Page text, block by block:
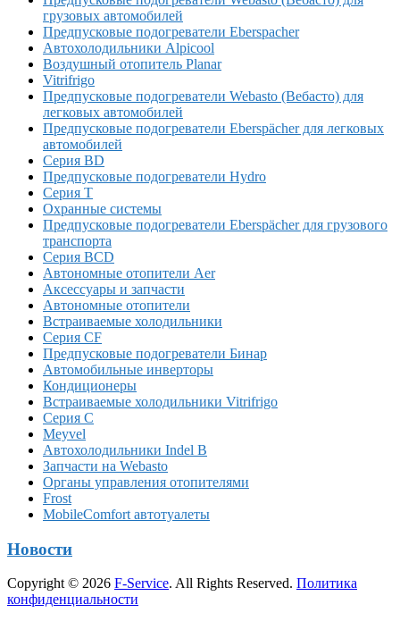
грузовых автомобилей
Предпусковые подогреватели Eberspacher
Автохолодильники Alpicool
Воздушный отопитель Planar
Vitrifrigo
Предпусковые подогреватели Webasto (Вебасто) для
легковых автомобилей
Предпусковые подогреватели Eberspächer для легковых
автомобилей
Серия BD
Предпусковые подогреватели Hydro
Серия T
Охранные системы
Предпусковые подогреватели Eberspächer для грузового
транспорта
Серия BCD
Автономные отопители Аer
Аксессуары и запчасти
Автономные отопители
Встраиваемые холодильники
Серия CF
Предпусковые подогреватели Бинар
Автомобильные инверторы
Кондиционеры
Встраиваемые холодильники Vitrifrigo
Серия C
Meyvel
Автохолодильники Indel B
Запчасти на Webasto
Органы управления отопителями
Frost
MobileComfort автотуалеты
Новости
Copyright © 2026 F-Service. All Rights Reserved. Политика
конфиденциальности